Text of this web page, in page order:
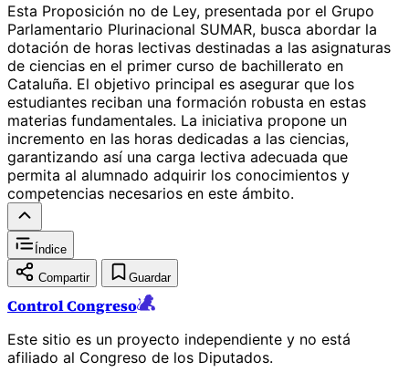
Esta Proposición no de Ley, presentada por el Grupo
Parlamentario Plurinacional SUMAR, busca abordar la
dotación de horas lectivas destinadas a las asignaturas
de ciencias en el primer curso de bachillerato en
Cataluña. El objetivo principal es asegurar que los
estudiantes reciban una formación robusta en estas
materias fundamentales. La iniciativa propone un
incremento en las horas dedicadas a las ciencias,
garantizando así una carga lectiva adecuada que
permita al alumnado adquirir los conocimientos y
competencias necesarios en este ámbito.
Índice
Compartir Guardar
Control Congreso
Este sitio es un proyecto independiente y no está
afiliado al Congreso de los Diputados.